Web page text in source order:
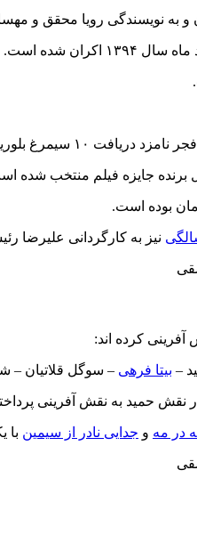
و به نویسندگی رویا محقق
فیلمبرداری و بهترین فیلمنامه شده است.
برنده جایزه فیلم منتخب شده
نیز به کارگردانی علیرضا
آفرینی کرده اند:
– بیتا فرهی – سوگل قلاتیان –
نقش حمید به نقش آفرینی
در مه و جدایی نادر از سیمین با